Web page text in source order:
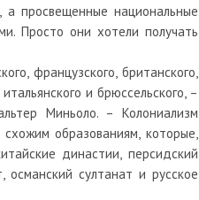
просвещенные национальные
Просто они хотели получать
французского, британского,
и брюссельского, –
Миньоло. – Колониализм
образованиям, которые,
династии, персидский
османский султанат и русское